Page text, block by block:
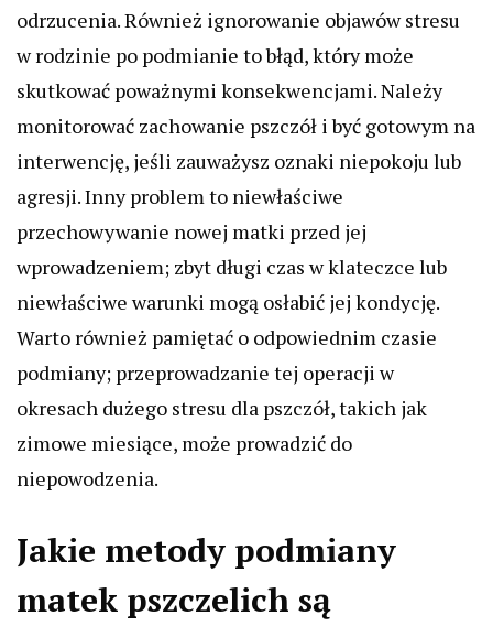
odrzucenia. Również ignorowanie objawów stresu
w rodzinie po podmianie to błąd, który może
skutkować poważnymi konsekwencjami. Należy
monitorować zachowanie pszczół i być gotowym na
interwencję, jeśli zauważysz oznaki niepokoju lub
agresji. Inny problem to niewłaściwe
przechowywanie nowej matki przed jej
wprowadzeniem; zbyt długi czas w klateczce lub
niewłaściwe warunki mogą osłabić jej kondycję.
Warto również pamiętać o odpowiednim czasie
podmiany; przeprowadzanie tej operacji w
okresach dużego stresu dla pszczół, takich jak
zimowe miesiące, może prowadzić do
niepowodzenia.
Jakie metody podmiany
matek pszczelich są